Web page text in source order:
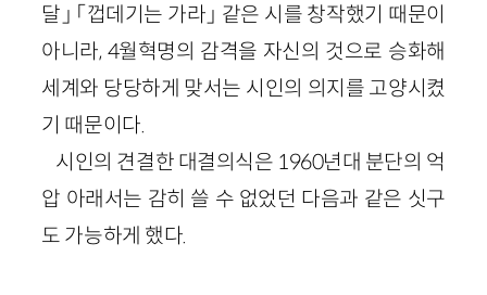
달」 「껍데기는 가라」 같은 시를 창작했기 때문이
아니라, 4월혁명의 감격을 자신의 것으로 승화해
세계와 당당하게 맞서는 시인의 의지를 고양시켰
기 때문이다.
시인의 견결한 대결의식은 1960년대 분단의 억
압 아래서는 감히 쓸 수 없었던 다음과 같은 싯구
도 가능하게 했다.